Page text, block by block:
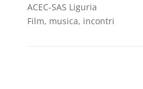
ACEC-SAS Liguria
Film, musica, incontri